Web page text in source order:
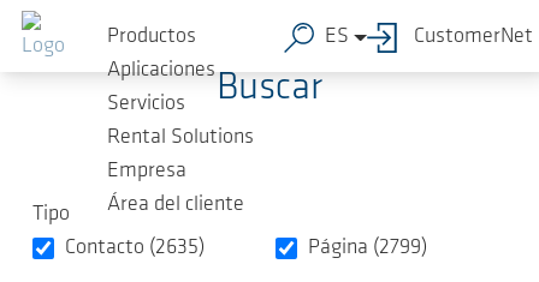
Saltar al contenido principal
Productos
Aplicaciones
Servicios
Rental Solutions
Empresa
Área del cliente
ES CustomerNet
Buscar
Tipo
Contacto (2635)
Página (2799)